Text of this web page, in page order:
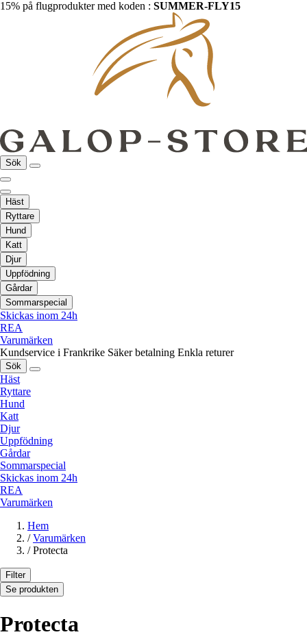
15% på flugprodukter med koden : SUMMER-FLY15
Sök
Häst
Ryttare
Hund
Katt
Djur
Uppfödning
Gårdar
Sommarspecial
Skickas inom 24h
REA
Varumärken
Kundservice i Frankrike Säker betalning Enkla returer
Sök
Häst
Ryttare
Hund
Katt
Djur
Uppfödning
Gårdar
Sommarspecial
Skickas inom 24h
REA
Varumärken
Hem
/ Varumärken
/ Protecta
Filter
Se produkten
Protecta